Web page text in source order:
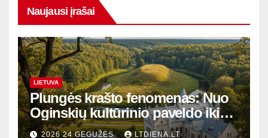
Naujausi įrašai
LIETUVA
Plungės krašto fenomenas: Nuo
Oginskių kultūrinio paveldo iki
Žemaitijos gamtos perlų
2026 24 GEGUŽĖS LTDIENA.LT